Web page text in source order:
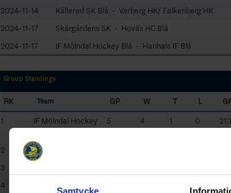
2024-11-14
Kållered SK Blå - Varberg HK/ Falkenberg HK
2024-11-17
Skärgårdens SK - Hovås HC Blå
2024-11-17
IF Mölndal Hockey Blå - Hanhals IF Blå
Group Standings
RK Team GP W T L
1
IF Mölndal Hockey
5 4 1 0
2 Hanhals IF Blå
3
4